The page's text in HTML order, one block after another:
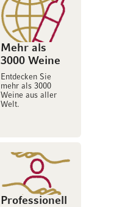
Mehr als
3000 Weine
Entdecken Sie
mehr als 3000
Weine aus aller
Welt.
Professionell